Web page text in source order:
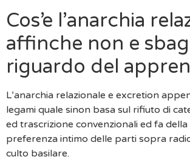
Cos’e l’anarchia
affinche non e
riguardo del
L’anarchia relazionale e excretion
legami quale sinon basa sul rifiuto di
ed trascrizione convenzionali ed fa
preferenza intimo delle parti sopra
culto basilare.